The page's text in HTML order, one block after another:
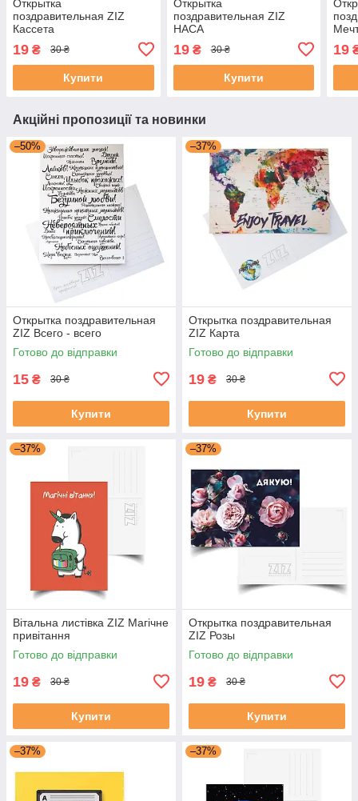
Открытка
поздравительная ZIZ
Кассета
19 ₴ 30 ₴
Купити
Открытка
поздравительная ZIZ
НАСА
19₴ 30 ₴
Купити
19
Акційні пропозиції та новинки
–50%
Открытка поздравительная
ZIZ Всего - всего
Готово до відправки
15 ₴ 30 ₴
Купити
–37%
Открытка поздравительная
ZIZ Карта
Готово до відправки
19 ₴ 30 ₴
Купити
–37%
Вітальна листівка ZIZ Магічне
привітання
Готово до відправки
19 ₴ 30 ₴
Купити
–37%
Открытка поздравительная
ZIZ Розы
Готово до відправки
19 ₴ 30 ₴
Купити
–37% –37%